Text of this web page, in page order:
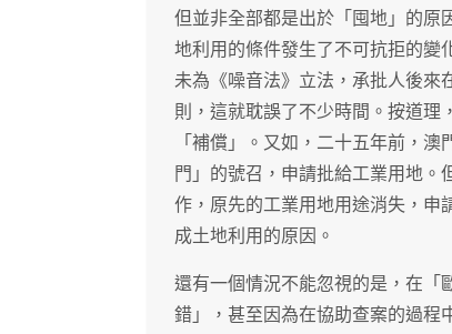
但並非全部都是出於「囤地」的原
地利用的條件發生了不可抗拒的變
未為《噪音法》立法，承批人後來
則，這就耽誤了不少時間。按道理
「補償」。又如，二十五年前，
門」的號召，申請批給工業用地
作，原先的工業用地用途消失，申
成土地利用的原因。
還有一個情況不能忽視的是，在「
錯」，甚至因為在協助查案的過程